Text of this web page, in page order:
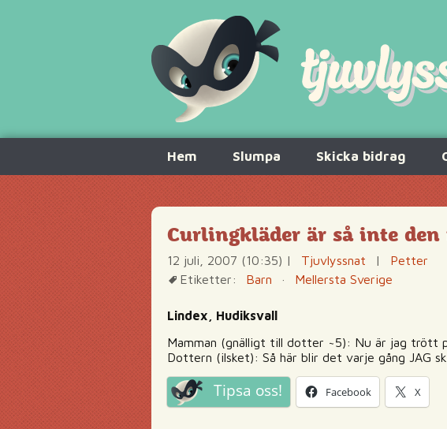
innehåll
Hem Slumpa Skicka bidrag
Curlingkläder är så inte
12 juli, 2007 (10:35) | Tjuvlyssnat |
Petter
Etiketter:
Barn · Mellersta Sverige
Lindex, Hudiksvall
Mamman (gnälligt till dotter ~5): Nu är jag trött
Dottern (ilsket): Så här blir det varje gång JAG
Tipsa oss! Facebook X